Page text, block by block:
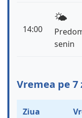
14:00
🌤️
senin
Vremea pe 7
Ziua